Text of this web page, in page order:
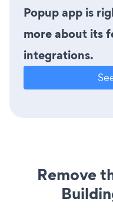
Popup app is
more about its
integrations.
Remove